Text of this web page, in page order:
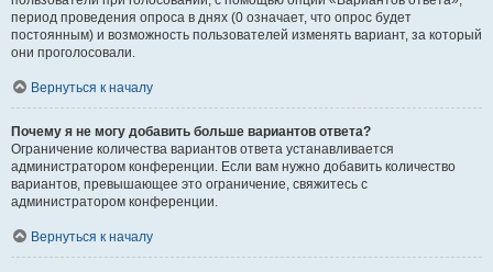
период проведения опроса в днях (0 означает, что опрос будет
постоянным) и возможность пользователей изменять вариант, за который
они проголосовали.
Вернуться к началу
Почему я не могу добавить больше вариантов ответа?
Ограничение количества вариантов ответа устанавливается
администратором конференции. Если вам нужно добавить количество
вариантов, превышающее это ограничение, свяжитесь с
администратором конференции.
Вернуться к началу